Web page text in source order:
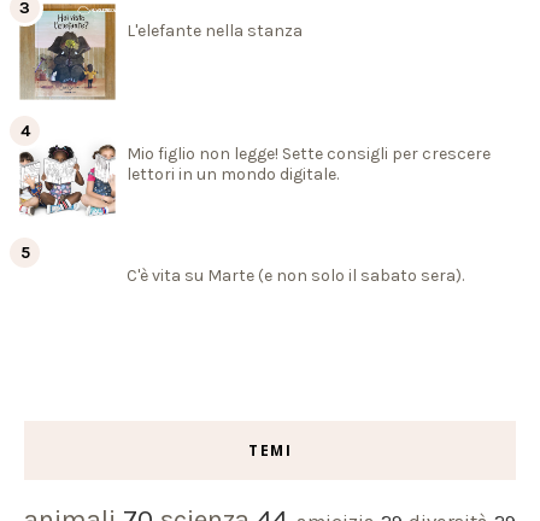
L'elefante nella stanza
Mio figlio non legge! Sette consigli per crescere
lettori in un mondo digitale.
C'è vita su Marte (e non solo il sabato sera).
TEMI